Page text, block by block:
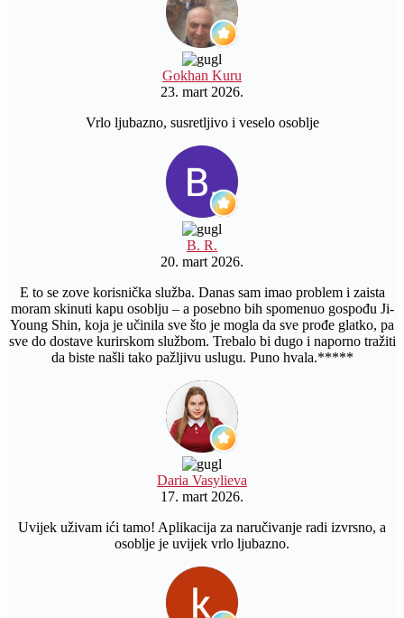
Gokhan Kuru
23. mart 2026.
Vrlo ljubazno, susretljivo i veselo osoblje
B. R.
20. mart 2026.
E to se zove korisnička služba. Danas sam imao problem i zaista
moram skinuti kapu osoblju – a posebno bih spomenuo gospođu Ji-
Young Shin, koja je učinila sve što je mogla da sve prođe glatko, pa
sve do dostave kurirskom službom. Trebalo bi dugo i naporno tražiti
da biste našli tako pažljivu uslugu. Puno hvala.*****
Daria Vasylieva
17. mart 2026.
Uvijek uživam ići tamo! Aplikacija za naručivanje radi izvrsno, a
osoblje je uvijek vrlo ljubazno.